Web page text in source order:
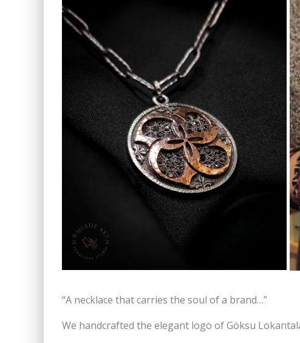
“A necklace that carries the soul of a brand…”
We handcrafted the elegant logo of Göksu